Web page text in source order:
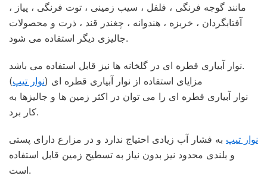
مانند گوجه فرنگی ، فلفل ، سیب زمینی ، توت فرنگی ، پیاز ،
آفتابگردان ، خربزه ، هندوانه ، چغندر قند ، ذرت و محصولات
جالیزی دیگر استفاده می شود.
نوار آبیاری قطره ای در گلخانه ها نیز قابل استفاده می باشد.
مزایای استفاده از نوار آبیاری قطره ای (نوار تیپ)
نوار آبیاری قطره ای را می توان در اکثر زمین ها و جالیزها به
کار برد.
نوار تیپ به فشار آب زیادی احتیاج ندارد و در مزارع دارای پستی
و بلندی محدود نیز بدون نیاز به تسطیح زمین قابل استفاده
است.